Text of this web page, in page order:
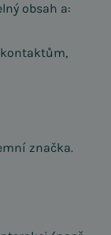
obsah a:
značka.